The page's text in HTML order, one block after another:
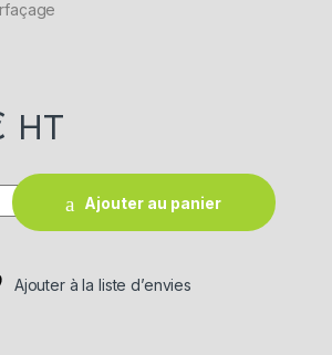
HT
Ajouter au panier
Ajouter à la liste d’envies